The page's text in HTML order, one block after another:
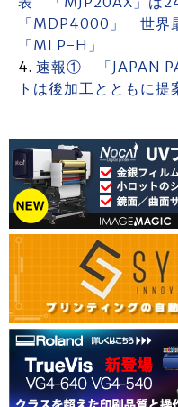
「MDP4000」 世界
「MLP-H」
速報① 「JAPAN
トは後加工とともに提